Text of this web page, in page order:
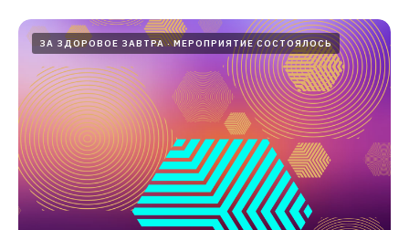
ЗА ЗДОРОВОЕ ЗАВТРА МЕРОПРИЯТИЕ СОСТОЯЛОСЬ